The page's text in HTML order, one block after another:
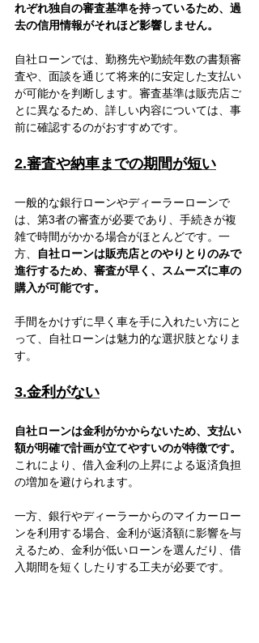
れぞれ独自の審査基準を持っているため、過
去の信用情報がそれほど影響しません。
自社ローンでは、勤務先や勤続年数の書類審
査や、面談を通じて将来的に安定した支払い
が可能かを判断します。審査基準は販売店ご
とに異なるため、詳しい内容については、事
前に確認するのがおすすめです。
2.審査や納車までの期間が短い
一般的な銀行ローンやディーラーローンで
は、第3者の審査が必要であり、手続きが複
雑で時間がかかる場合がほとんどです。一
方、
自社ローンは販売店とのやりとりのみで
進行するため、審査が早く、スムーズに車の
購入が可能です。
手間をかけずに早く車を手に入れたい方にと
って、自社ローンは魅力的な選択肢となりま
す。
3.金利がない
自社ローンは金利がかからないため、支払い
額が明確で計画が立てやすいのが特徴です。
これにより、借入金利の上昇による返済負担
の増加を避けられます。
一方、銀行やディーラーからのマイカーロー
ンを利用する場合、金利が返済額に影響を与
えるため、金利が低いローンを選んだり、借
入期間を短くしたりする工夫が必要です。